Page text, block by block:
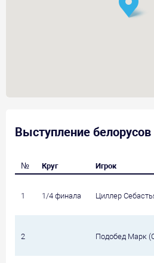
Выступление белорусов
№ Круг Игрок
1 1/4 финала Циллер
2 Подобед Марк